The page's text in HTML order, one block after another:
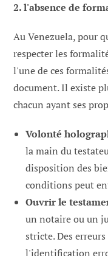
2. l'absence de
Au Venezuela, pour
respecter les
l'une de ces
document. Il existe
chacun ayant ses
Volonté
la main du
disposition des
conditions peut
Ouvrir le
un notaire ou un
stricte. Des
l'identification